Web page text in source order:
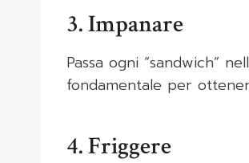
3. Impanare
Passa ogni “sandwich”
fondamentale per
4. Friggere